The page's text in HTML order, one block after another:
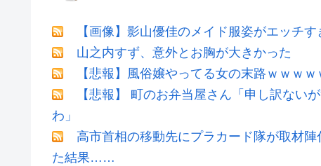
【画像】影山優佳のメイド服姿がエッチ
山之内すず、意外とお胸が大きかった
【悲報】風俗嬢やってる女の末路ｗｗｗ
【悲報】 町のお弁当屋さん「申し訳ない
わ」
高市首相の移動先にプラカード隊が取材
た結果……